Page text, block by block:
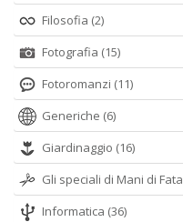
Filosofia (2)
Fotografia (15)
Fotoromanzi (11)
Generiche (6)
Giardinaggio (16)
Gli speciali di Mani di Fata
Informatica (36)